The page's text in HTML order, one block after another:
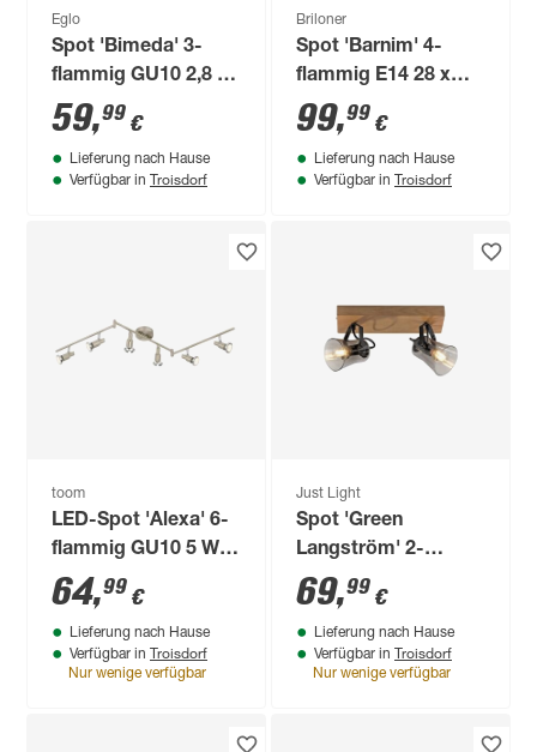
Eglo
Spot 'Bimeda' 3-
flammig GU10 2,8 W
250 lm warmweiß 29
x 34,5 cm
59,99 €
Lieferung nach Hause
Verfügbar in Troisdorf
Briloner
Spot 'Barnim' 4-
flammig E14 28 x
15,7 x 28 cm
99,99 €
Lieferung nach Hause
Verfügbar in Troisdorf
toom
LED-Spot 'Alexa' 6-
flammig GU10 5 W
warmweiß bis
tageslichtweiß 119 x
15 cm
64,99 €
Lieferung nach Hause
Verfügbar in Troisdorf
Nur wenige verfügbar
Just Light
Spot 'Green
Langström' 2-
flammig E14
69,99 €
Lieferung nach Hause
Verfügbar in Troisdorf
Nur wenige verfügbar